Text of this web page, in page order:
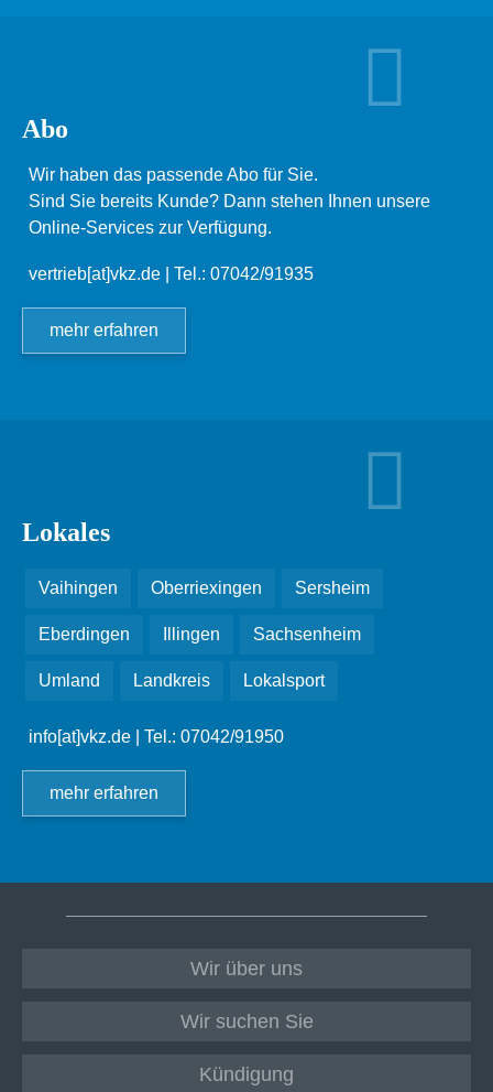
Abo
Wir haben das passende Abo für Sie.
Sind Sie bereits Kunde? Dann stehen Ihnen unsere
Online-Services zur Verfügung.
vertrieb[at]vkz.de | Tel.: 07042/91935
mehr erfahren
Lokales
Vaihingen Oberriexingen Sersheim
Eberdingen Illingen Sachsenheim
Umland Landkreis Lokalsport
info[at]vkz.de | Tel.: 07042/91950
mehr erfahren
Wir über uns
Wir suchen Sie
Kündigung